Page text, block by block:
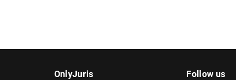
OnlyJuris Follow us